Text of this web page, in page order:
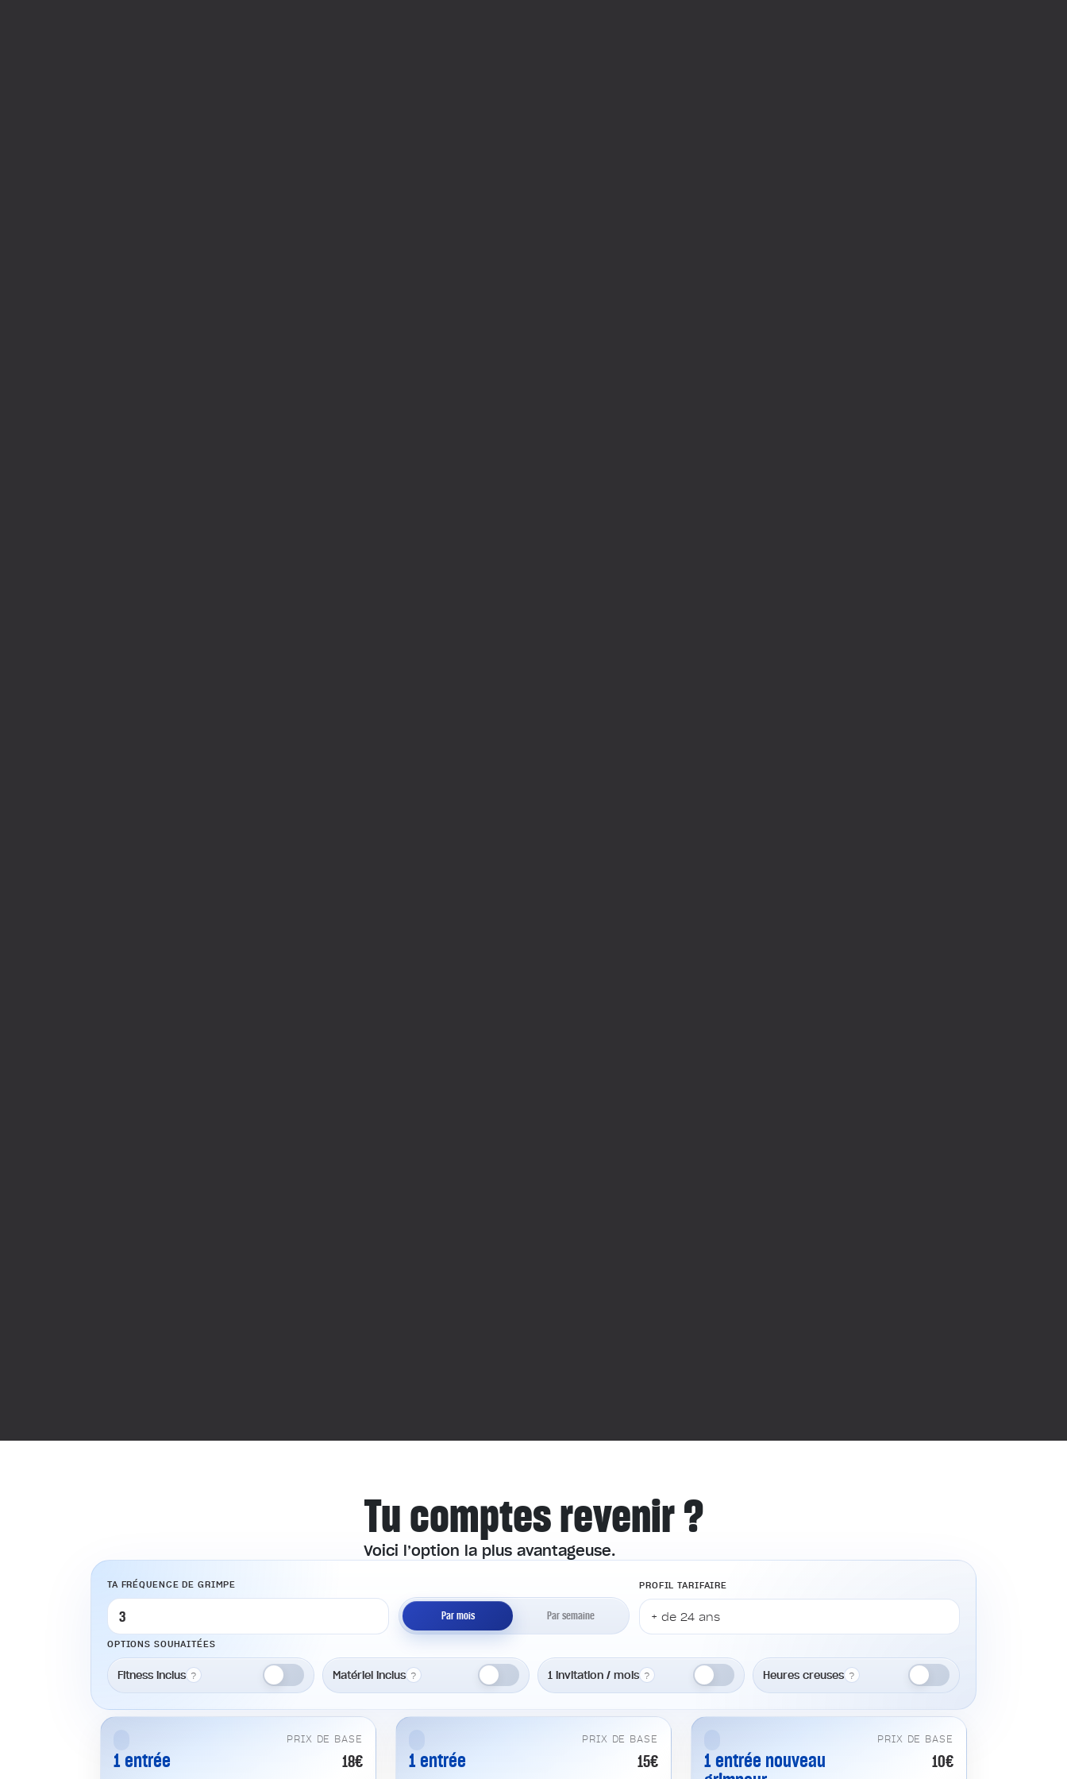
Tu comptes revenir ?
Voici l’option la plus avantageuse.
TA FRÉQUENCE DE GRIMPE
Par mois Par semaine
PROFIL TARIFAIRE
OPTIONS SOUHAITÉES
Fitness inclus ? Matériel inclus ? 1 invitation / mois ? Heures creuses ?
1 entrée
PRIX DE BASE
18€ 1 entrée
PRIX DE BASE
15€ 1 entrée nouveau
PRIX DE BASE
10€